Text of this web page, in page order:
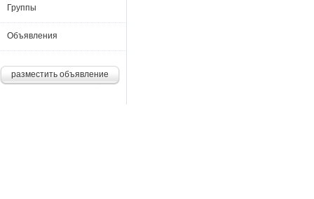
Группы
Объявления
разместить объявление